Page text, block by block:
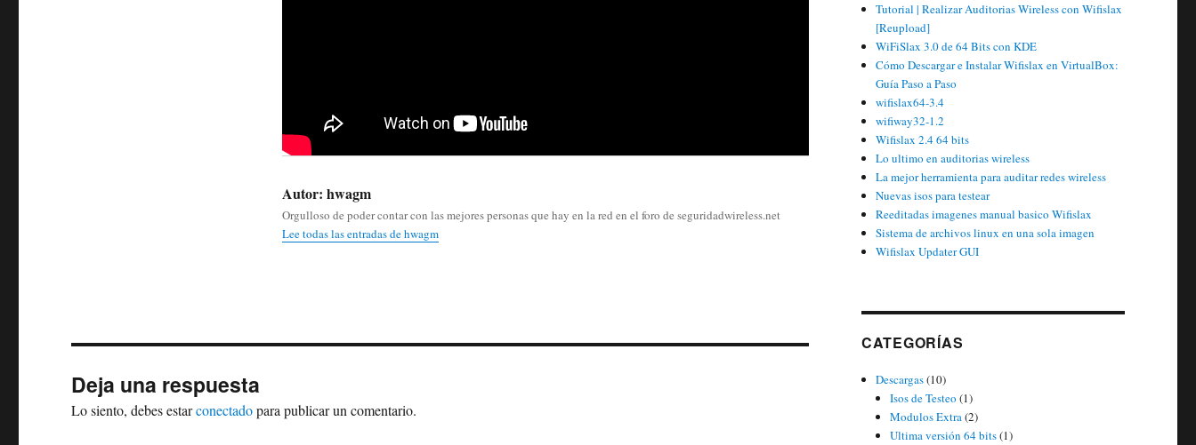
Autor: hwagm
Orgulloso de poder contar con las mejores personas que hay en la red en el foro de seguridadwireless.net
Lee todas las entradas de hwagm
Deja una respuesta
Lo siento, debes estarconectadopara publicar un comentario.
Tutorial | Realizar Auditorias Wireless con Wifislax
[Reupload]
WiFiSlax 3.0 de 64 Bits con KDE
Cómo Descargar e Instalar Wifislax en VirtualBox:
Guía Paso a Paso
wifislax64-3.4
wifiway32-1.2
Wifislax 2.4 64 bits
Lo ultimo en auditorias wireless
La mejor herramienta para auditar redes wireless
Nuevas isos para testear
Reeditadas imagenes manual basico Wifislax
Sistema de archivos linux en una sola imagen
Wifislax Updater GUI
CATEGORÍAS
Descargas(10)
Isos de Testeo (1)
Modulos Extra(2)
Ultima versión 64 bits(1)